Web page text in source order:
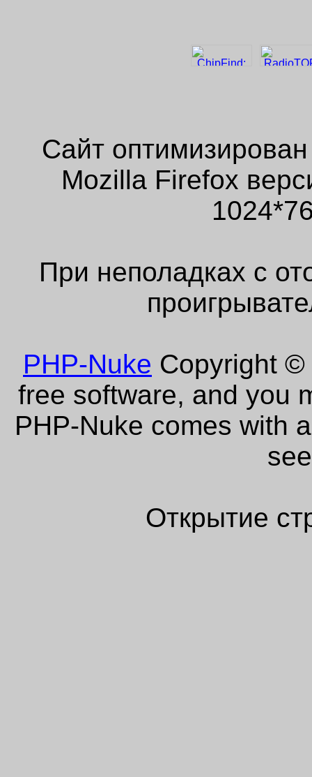
Сайт
Mozilla Firefox
При неполадках с
PHP-Nuke Copyright ©
free software, and you
PHP-Nuke comes with
Открытие